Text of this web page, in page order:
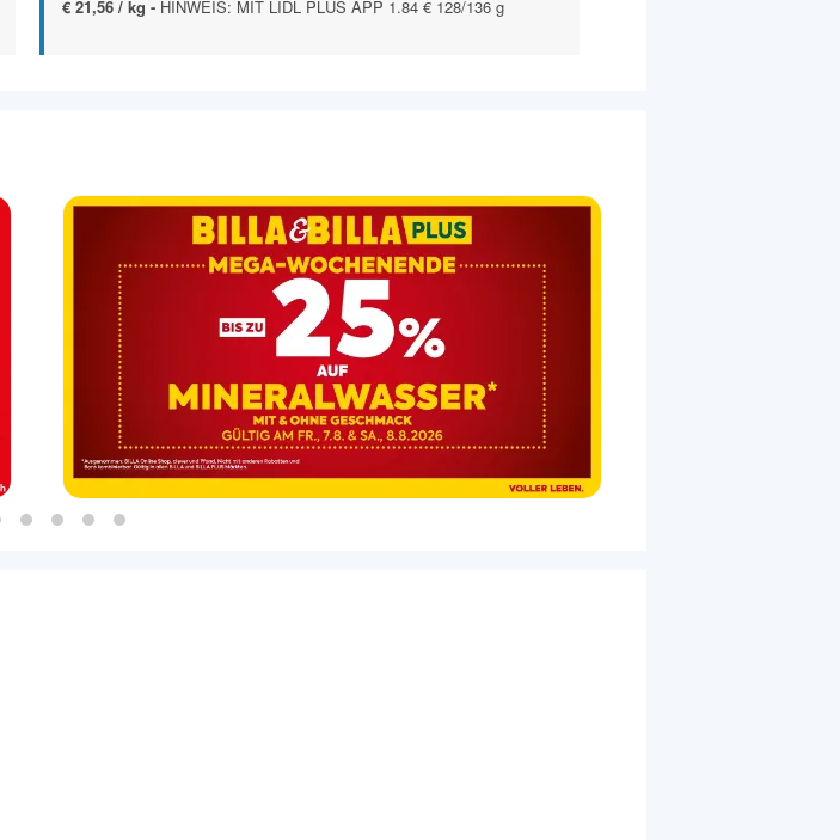
€ 21,56 / kg - HINWEIS: MIT LIDL PLUS APP 1.84 € 128/136 g